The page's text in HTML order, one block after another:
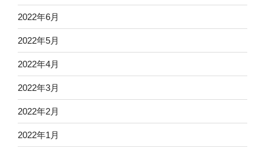
2022年6月
2022年5月
2022年4月
2022年3月
2022年2月
2022年1月